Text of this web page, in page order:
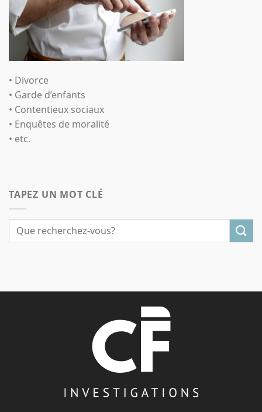
• Divorce
• Garde d’enfants
• Contentieux sociaux
• Enquêtes de moralité
• etc.
TAPEZ UN MOT CLÉ